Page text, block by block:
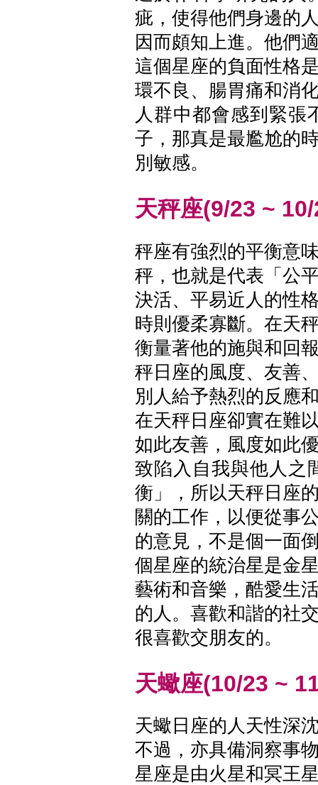
疵，使得他們身邊的
因而頗知上進。他們
這個星座的負面性格
環不良、腸胃痛和消
人群中都會感到緊張
子，那真是最尷尬的
別敏感。
天秤座(9/23 ~
秤座有強烈的平衡意
秤，也就是代表「公
決活、平易近人的性
時則優柔寡斷。在天
衡量著他的施與和回
秤日座的風度、友善
別人給予熱烈的反應
在天秤日座卻實在難
如此友善，風度如此
致陷入自我與他人之
衡」，所以天秤日座
關的工作，以便從事
的意見，不是個一面
個星座的統治星是金
藝術和音樂，酷愛生
的人。喜歡和諧的社
很喜歡交朋友的。
天蠍座(10/23 ~
天蠍日座的人天性深
不過，亦具備洞察事
星座是由火星和冥王